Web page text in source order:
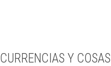
Y